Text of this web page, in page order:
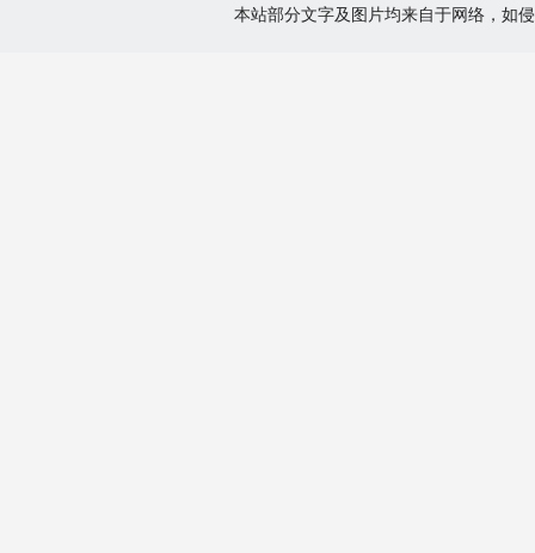
本站部分文字及图片均来自于网络，如